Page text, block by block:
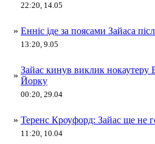
22:20, 14.05
» Енніс іде за поясами Зайаса
13:20, 9.05
»
Зайас кинув виклик
Йорку
00:20, 29.04
» Теренс Кроуфорд: Зайас ще не
11:20, 10.04